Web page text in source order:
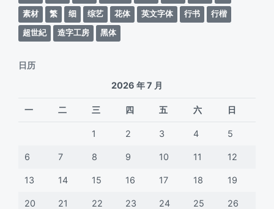
素材
繁 细 综艺 花体 英文字体 行书
行楷
超世紀
造字工房 黑体
日历
2026 年 7 月
一 二 三 四 五 六 日
1 2 3 4 5
6 7 8 9 10 11 12
13 14 15 16 17 18 19
20 21 22 23 24 25 26